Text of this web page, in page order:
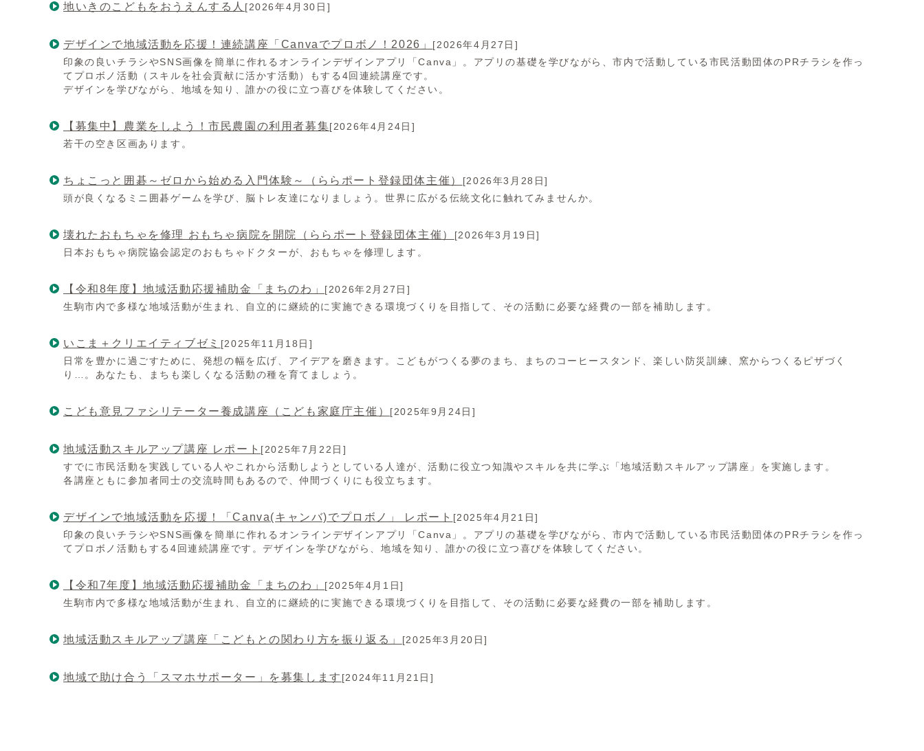
地いきのこどもをおうえんする人 [2026年4月30日]
デザインで地域活動を応援！連続講座「Canvaでプロボノ！2026」 [2026年4月27日]
印象の良いチラシやSNS画像を簡単に作れるオンラインデザインアプリ「Canva」。アプリの基礎を学びながら、市内で活動している市民活動団体のPRチラシを作っ
てプロボノ活動（スキルを社会貢献に活かす活動）もする4回連続講座です。
デザインを学びながら、地域を知り、誰かの役に立つ喜びを体験してください。
【募集中】農業をしよう！市民農園の利用者募集[2026年4月24日]
若干の空き区画あります。
ちょこっと囲碁～ゼロから始める入門体験～（ららポート登録団体主催） [2026年3月28日]
頭が良くなるミニ囲碁ゲームを学び、脳トレ友達になりましょう。世界に広がる伝統文化に触れてみませんか。
壊れたおもちゃを修理 おもちゃ病院を開院（ららポート登録団体主催） [2026年3月19日]
日本おもちゃ病院協会認定のおもちゃドクターが、おもちゃを修理します。
【令和8年度】地域活動応援補助金「まちのわ」 [2026年2月27日]
生駒市内で多様な地域活動が生まれ、自立的に継続的に実施できる環境づくりを目指して、その活動に必要な経費の一部を補助します。
いこま＋クリエイティブゼミ [2025年11月18日]
日常を豊かに過ごすために、発想の幅を広げ、アイデアを磨きます。こどもがつくる夢のまち、まちのコーヒースタンド、楽しい防災訓練、窯からつくるピザづく
り…。あなたも、まちも楽しくなる活動の種を育てましょう。
こども意見ファシリテーター養成講座（こども家庭庁主催） [2025年9月24日]
地域活動スキルアップ講座 レポート [2025年7月22日]
すでに市民活動を実践している人やこれから活動しようとしている人達が、活動に役立つ知識やスキルを共に学ぶ「地域活動スキルアップ講座」を実施します。
各講座ともに参加者同士の交流時間もあるので、仲間づくりにも役立ちます。
デザインで地域活動を応援！「Canva(キャンバ)でプロボノ」 レポート [2025年4月21日]
印象の良いチラシやSNS画像を簡単に作れるオンラインデザインアプリ「Canva」。アプリの基礎を学びながら、市内で活動している市民活動団体のPRチラシを作っ
てプロボノ活動もする4回連続講座です。デザインを学びながら、地域を知り、誰かの役に立つ喜びを体験してください。
【令和7年度】地域活動応援補助金「まちのわ」 [2025年4月1日]
生駒市内で多様な地域活動が生まれ、自立的に継続的に実施できる環境づくりを目指して、その活動に必要な経費の一部を補助します。
地域活動スキルアップ講座「こどもとの関わり方を振り返る」 [2025年3月20日]
地域で助け合う「スマホサポーター」を募集します [2024年11月21日]